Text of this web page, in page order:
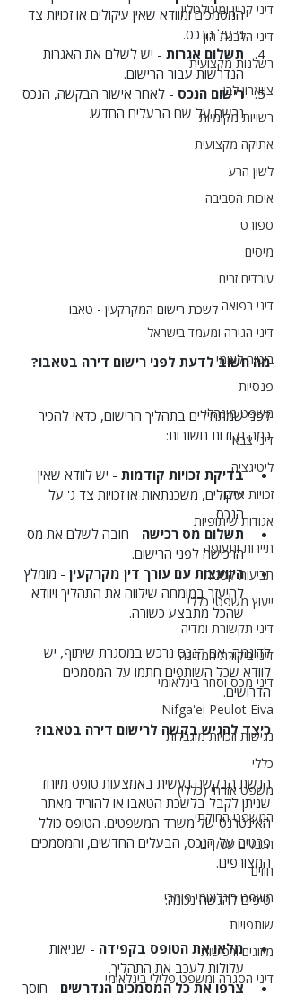
דיני קניין ומיטלטלין
דיני הלבנת הון
רשלנות מקצועית
צווארון לבן
רשויות מקומיות
אתיקה מקצועית
לשון הרע
איכות הסביבה
ספורט
מיסים
עובדים זרים
דיני רפואה
דיני הגירה ומעמד בישראל
ביטוח לאומי
פנסיות
משפט מינהלי
דיני צבא
ליטיגציה
זכויות אדם
אגודות שיתופיות
תיירות ותעופה
תביעות קטנות
ייעוץ משפטי כללי
דיני תקשורת ומדיה
דיני ביקורת המדינה
דיני מכס וסחר בינלאומי
Nifga'ei Peulot Eiva
נגישות וזכויות מוגבלות
כללי
משפט אזרחי (כללי)
המשפט החוקתי
הגבלים עסקיים
חוזים
משפט בינלאומי פומבי
שותפויות
מיזוגים ורכישות
דיני הסגרה ומשפט פלילי בינלאומי
המסמכים ומוודא שאין עיקולים או זכויות צד
ג' על הנכס.
תשלום אגרות - יש לשלם את האגרות
הנדרשות עבור הרישום.
רישום הנכס - לאחר אישור הבקשה, הנכס
נרשם על שם הבעלים החדש.
לשכת רישום המקרקעין - טאבו
מה חשוב לדעת לפני רישום דירה בטאבו?
לפני שמתחילים בתהליך הרישום, כדאי להכיר
כמה נקודות חשובות:
בדיקת זכויות קודמות - יש לוודא שאין
עיקולים, משכנתאות או זכויות צד ג' על
הנכס.
תשלום מס רכישה - חובה לשלם את מס
הרכישה לפני הרישום.
היוועצות עם עורך דין מקרקעין - מומלץ
להיעזר במומחה שילווה את התהליך ויוודא
שהכל מתבצע כשורה.
לדוגמה, אם הנכס נרכש במסגרת שיתוף, יש
לוודא שכל השותפים חתמו על המסמכים
הדרושים.
כיצד להגיש בקשה לרישום דירה בטאבו?
הגשת הבקשה נעשית באמצעות טופס מיוחד
שניתן לקבל בלשכת הטאבו או להוריד מאתר
האינטרנט של משרד המשפטים. הטופס כולל
פרטים על הנכס, הבעלים החדשים, והמסמכים
המצורפים.
טיפים להגשה נכונה:
מלאו את הטופס בקפידה - שגיאות
עלולות לעכב את התהליך.
צרפו את כל המסמכים הנדרשים - חוסך